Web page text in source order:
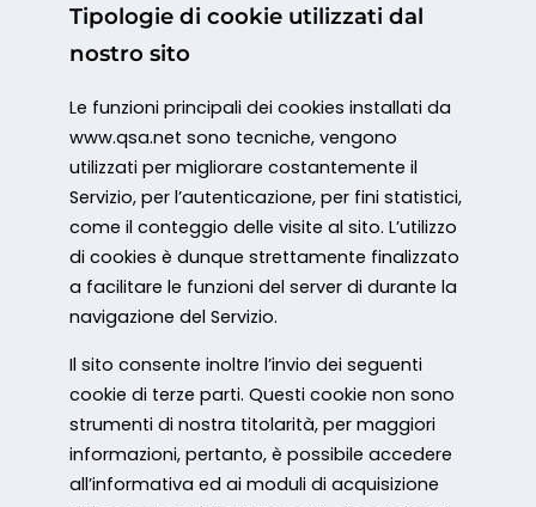
Tipologie di cookie utilizzati dal
nostro sito
Le funzioni principali dei cookies installati da
www.qsa.net sono tecniche, vengono
utilizzati per migliorare costantemente il
Servizio, per l’autenticazione, per fini statistici,
come il conteggio delle visite al sito. L’utilizzo
di cookies è dunque strettamente finalizzato
a facilitare le funzioni del server di durante la
navigazione del Servizio.
Il sito consente inoltre l’invio dei seguenti
cookie di terze parti. Questi cookie non sono
strumenti di nostra titolarità, per maggiori
informazioni, pertanto, è possibile accedere
all’informativa ed ai moduli di acquisizione